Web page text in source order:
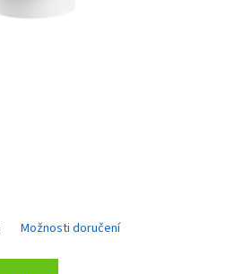
Možnosti doručení